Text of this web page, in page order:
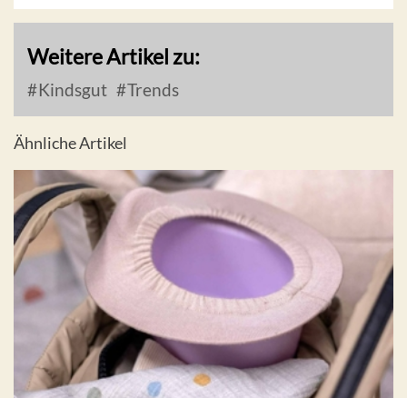
Weitere Artikel zu:
Kindsgut Trends
Ähnliche Artikel